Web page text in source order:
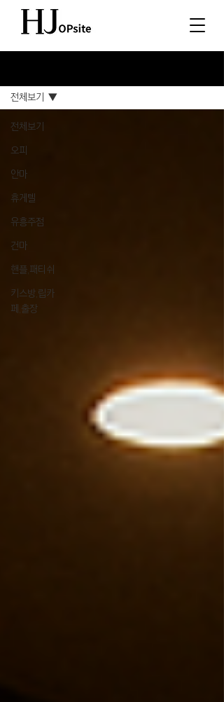
전체보기
오피
안마
휴게텔
유흥주점
건마
핸플,패티쉬
키스방,립카
페,출장
전체보기